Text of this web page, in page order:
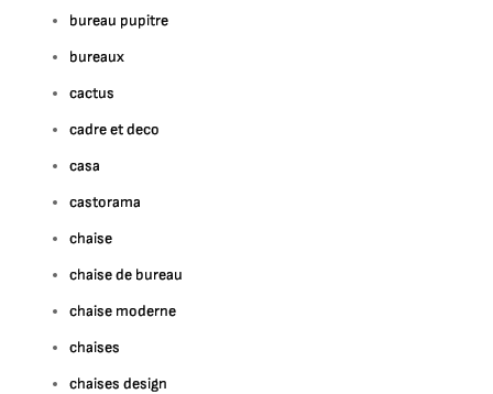
bureau pupitre
bureaux
cactus
cadre et deco
casa
castorama
chaise
chaise de bureau
chaise moderne
chaises
chaises design